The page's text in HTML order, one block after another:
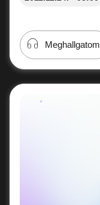
Meghallgatom